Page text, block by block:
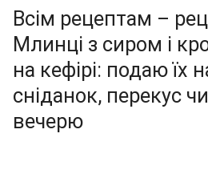
Всім рецептам –
Млинці з сиром і
на кефірі: подаю їх
сніданок, перекус чи
вечерю